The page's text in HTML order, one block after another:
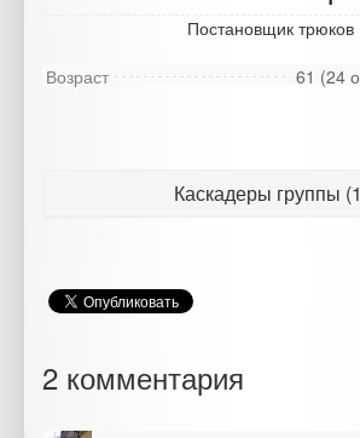
Постановщик трюков
61 (24
Возраст
Каскадеры группы
2 комментария